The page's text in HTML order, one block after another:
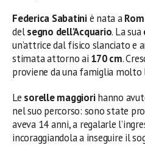
Federica Sabatiniè nata a
delsegno dell’Acquario. La sua
un’attrice dal fisico slanciato e
stimata attorno ai 170 cm.
proviene da una famiglia molto
Le sorelle maggiorihanno
nel suo percorso: sono state
aveva 14 anni, a regalarle
incoraggiandola a inseguire il